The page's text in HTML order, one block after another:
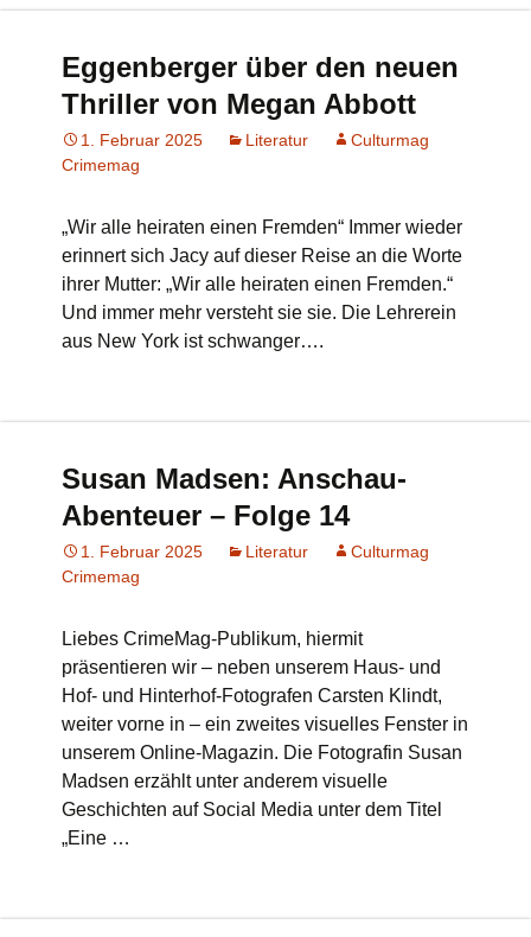
Eggenberger über den neuen
Thriller von Megan Abbott
1. Februar 2025 Literatur
Culturmag
Crimemag
„Wir alle heiraten einen Fremden“ Immer wieder
erinnert sich Jacy auf dieser Reise an die Worte
ihrer Mutter: „Wir alle heiraten einen Fremden.“
Und immer mehr versteht sie sie. Die Lehrerein
aus New York ist schwanger….
Susan Madsen: Anschau-
Abenteuer – Folge 14
1. Februar 2025 Literatur
Culturmag
Crimemag
Liebes CrimeMag-Publikum, hiermit
präsentieren wir – neben unserem Haus- und
Hof- und Hinterhof-Fotografen Carsten Klindt,
weiter vorne in – ein zweites visuelles Fenster in
unserem Online-Magazin. Die Fotografin Susan
Madsen erzählt unter anderem visuelle
Geschichten auf Social Media unter dem Titel
„Eine …